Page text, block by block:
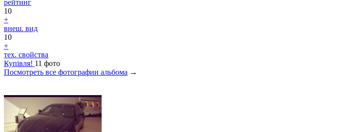
рейтинг
10
+
внеш. вид
10
+
тех. свойства
Купівля! 11 фото
Посмотреть все фотографии альбома →